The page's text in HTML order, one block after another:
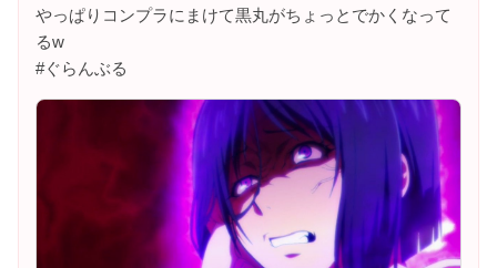
やっぱりコンプラにまけて黒丸がちょっとでかくなって
るw
#ぐらんぶる